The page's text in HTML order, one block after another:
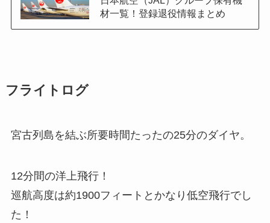
材一覧！登録退役情報まとめ
フライトログ
宮古列島を結ぶ所要時間たったの25分のダイヤ。
12分間の洋上飛行！
巡航高度は約1900フィートとかなり低空飛行でし
た！